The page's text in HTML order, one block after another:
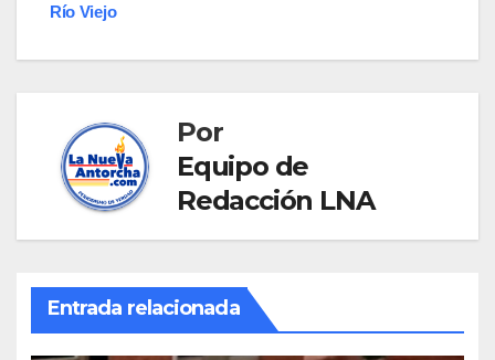
Río Viejo
Por
Equipo de
Redacción LNA
Entrada relacionada